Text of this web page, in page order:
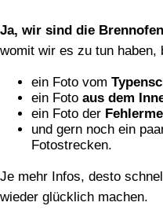
Ja, wir sind die
womit wir es zu tun haben,
ein Foto vom
ein Foto aus dem
ein Foto der
und gern noch ein
Fotostrecken.
Je mehr Infos, desto
wieder glücklich machen.